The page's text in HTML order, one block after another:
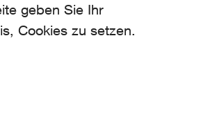
geben Sie Ihr
Cookies zu setzen.